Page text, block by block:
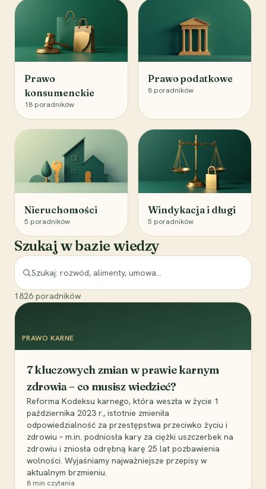
Prawo
konsumenckie
18 poradników
Prawo podatkowe
8 poradników
Nieruchomości
5 poradników
Windykacja i długi
5 poradników
Szukaj w bazie wiedzy
1826 poradników
PRAWO KARNE
7 kluczowych zmian w prawie karnym
zdrowia – co musisz wiedzieć?
Reforma Kodeksu karnego, która weszła w życie 1
października 2023 r., istotnie zmieniła
odpowiedzialność za przestępstwa przeciwko życiu i
zdrowiu – m.in. podniosła kary za ciężki uszczerbek na
zdrowiu i zniosła odrębną karę 25 lat pozbawienia
wolności. Wyjaśniamy najważniejsze przepisy w
aktualnym brzmieniu.
8 min czytania